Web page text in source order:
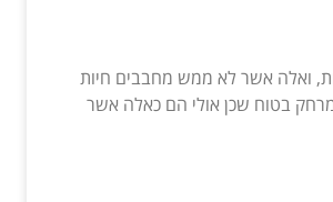
ואלה אשר לא ממש מחבבים חיות
בטוח שכן אולי הם כאלה אשר